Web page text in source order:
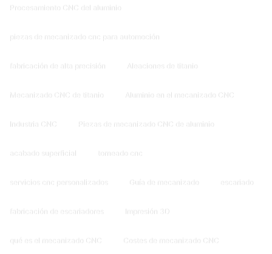
Procesamiento CNC del aluminio
piezas de mecanizado cnc para automoción
fabricación de alta precisión Aleaciones de titanio
Mecanizado CNC de titanio Aluminio en el mecanizado CNC
Industria CNC Piezas de mecanizado CNC de aluminio
acabado superficial torneado cnc
servicios cnc personalizados Guía de mecanizado escariado
fabricación de escariadores Impresión 3D
qué es el mecanizado CNC Costes de mecanizado CNC